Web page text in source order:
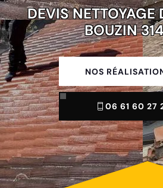
DEVIS NETTOYAGE
BOUZIN
NOS
06 61 60 27